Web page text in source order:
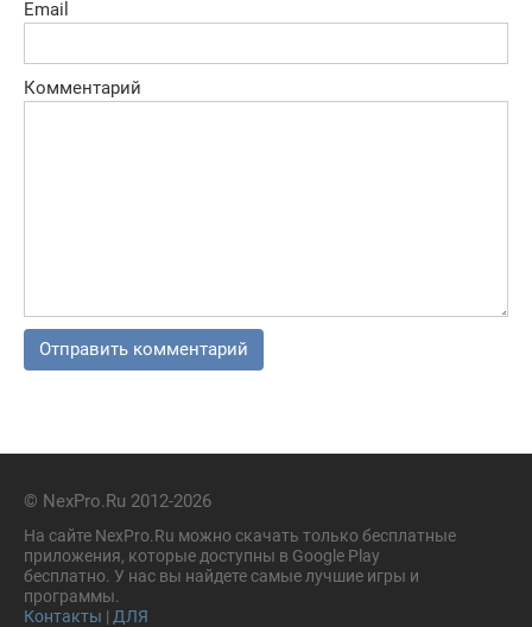
Email
Комментарий
© NexPro.Ru 2012-2026
На сайте NexPro.Ru можно скачать только бесплатные
приложения, которые доступны в Google Play
бесплатно. У нас вы найдете самые лучшие игры и
программы.
Контакты | ДЛЯ